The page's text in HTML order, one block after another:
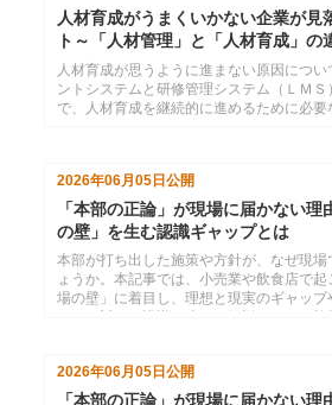
人材育成がうまくいかない企業が見
ト～「人材管理」と「人材育成」の
すか？
人材育成が思うように進まない原因につ
ントシステムと研修管理システム（ＬＭ
で、人材育成を継続的に進めるために必要
2026年06月05日 公開
「本部の正論」が現場に届かない理
の壁」を生む認識ギャップとは
本部が打ち出した施策や方針が、なぜ現場
ょうか。本記事では、小売業や飲食店で
場の壁」に着目し、理想と現実のギャップ
2026年06月05日公開
「本部の正論」が現場に届かない理